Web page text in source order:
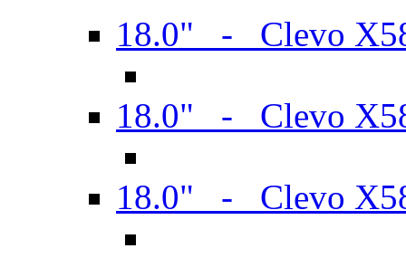
18.0" - Clevo
18.0" - Clevo
18.0" - Clevo